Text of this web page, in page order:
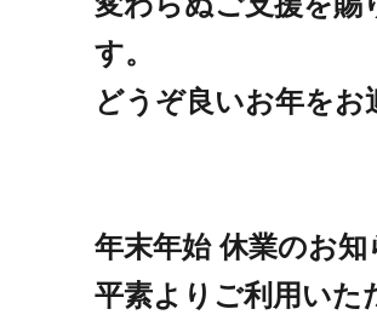
す。
どうぞ良いお年をお
年末年始 休業のお知
平素よりご利用いた